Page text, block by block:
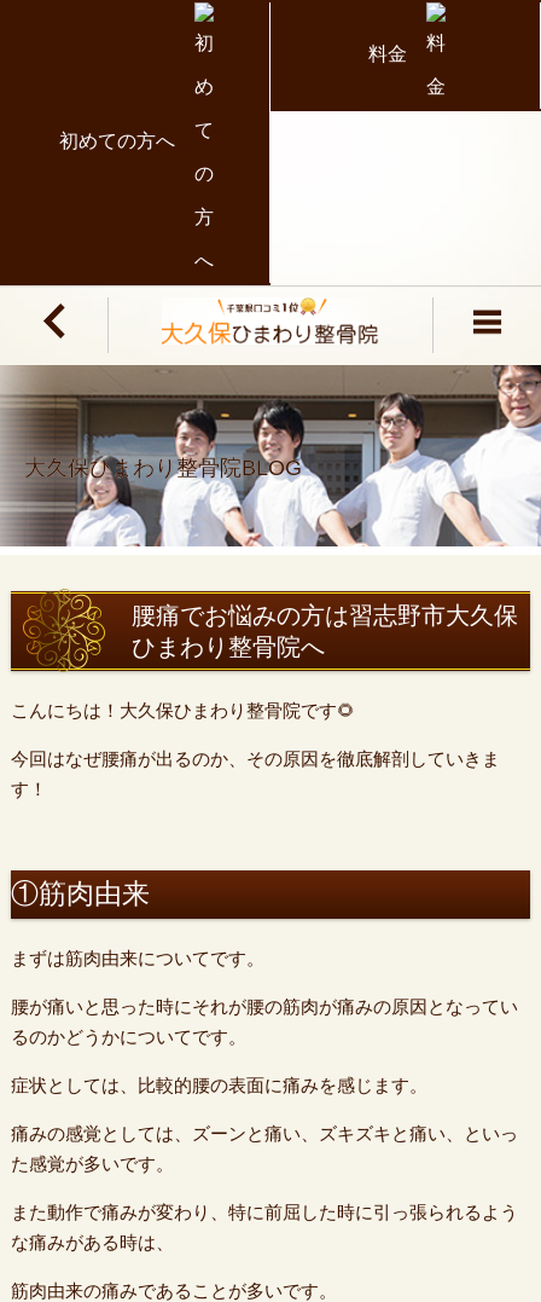
初めての方へ
料金
大久保ひまわり整骨院BLOG
腰痛でお悩みの方は習志野市大久保
ひまわり整骨院へ
こんにちは！大久保ひまわり整骨院です🌻
今回はなぜ腰痛が出るのか、その原因を徹底解剖していきま
す！
①筋肉由来
まずは筋肉由来についてです。
腰が痛いと思った時にそれが腰の筋肉が痛みの原因となってい
るのかどうかについてです。
症状としては、比較的腰の表面に痛みを感じます。
痛みの感覚としては、ズーンと痛い、ズキズキと痛い、といっ
た感覚が多いです。
また動作で痛みが変わり、特に前屈した時に引っ張られるよう
な痛みがある時は、
筋肉由来の痛みであることが多いです。